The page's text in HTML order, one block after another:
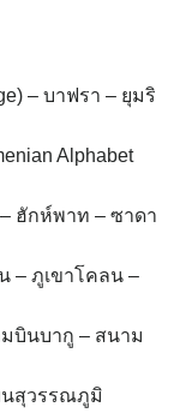
– บาฟรา – ยุมริ
Alphabet
ฮักห์พาท – ซาดา
– ภูเขาโคลน –
บินบากู – สนาม
สุวรรณภูมิ